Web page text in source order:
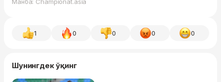
Манба: Championat.asia
1 0 0 0 0
Шунингдек ўқинг